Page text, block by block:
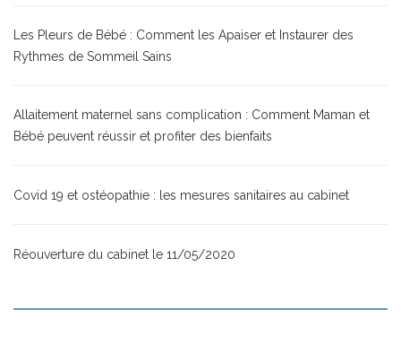
Les Pleurs de Bébé : Comment les Apaiser et Instaurer des
Rythmes de Sommeil Sains
Allaitement maternel sans complication : Comment Maman et
Bébé peuvent réussir et profiter des bienfaits
Covid 19 et ostéopathie : les mesures sanitaires au cabinet
Réouverture du cabinet le 11/05/2020